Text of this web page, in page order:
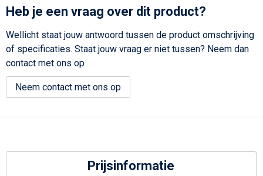
Heb je een vraag over dit product?
Wellicht staat jouw antwoord tussen de product omschrijving
of specificaties. Staat jouw vraag er niet tussen? Neem dan
contact met ons op
Neem contact met ons op
Prijsinformatie